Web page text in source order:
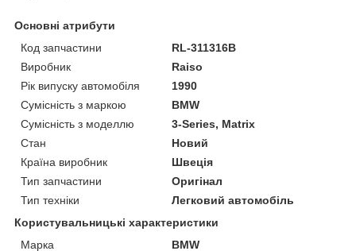
Основні атрибути
Код запчастини
RL-311316B
Виробник
Raiso
Рік випуску автомобіля
1990
Сумісність з маркою
BMW
Сумісність з моделлю
3-Series, Matrix
Стан
Новий
Країна виробник
Швеція
Тип запчастини
Оригінал
Тип техніки
Легковий автомобіль
Користувальницькі характеристики
Марка
BMW